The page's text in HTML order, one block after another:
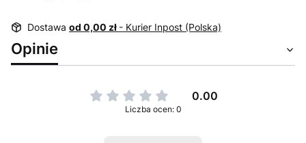
Dostawa od 0,00 zł - Kurier Inpost (Polska)
Opinie
0.00
Liczba ocen: 0